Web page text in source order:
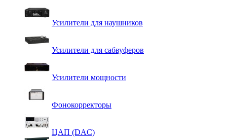
Усилители для наушников
Усилители для сабвуферов
Усилители мощности
Фонокорректоры
ЦАП (DAC)